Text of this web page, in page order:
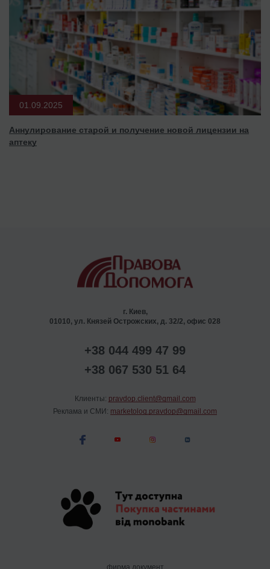
01.09.2025
Аннулирование старой и получение новой лицензии на
аптеку
г. Киев,
01010, ул. Князей Острожских, д. 32/2, офис 028
+38 044 499 47 99
+38 067 530 51 64
Клиенты: pravdop.client@gmail.com
Реклама и СМИ: marketolog.pravdop@gmail.com
фирма документ